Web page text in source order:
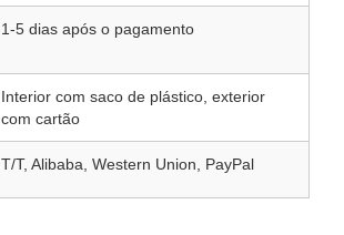
1-5 dias após o pagamento
Interior com saco de plástico, exterior
com cartão
T/T, Alibaba, Western Union, PayPal